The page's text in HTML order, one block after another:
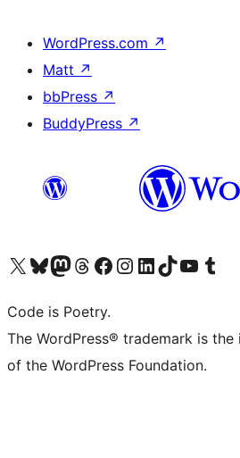
WordPress.com ↗
Matt ↗
bbPress ↗
BuddyPress ↗
Visit our X (formerly Twitter) account
Visit our Bluesky account
Visit our Mastodon account
Visit our Threads account
Visit our Facebook page
Visit our Instagram account
Visit our LinkedIn account
Visit our TikTok account
Visit our YouTube
Visit our
Code is Poetry.
The WordPress® trademark is
of the WordPress Foundation.